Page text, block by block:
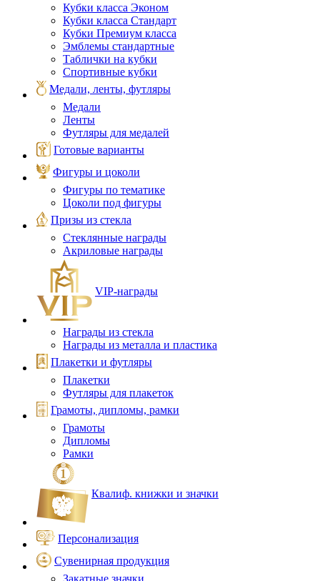
Кубки класса Эконом
Кубки класса Стандарт
Кубки Премиум класса
Эмблемы стандартные
Таблички на кубки
Спортивные кубки
Медали, ленты, футляры
Медали
Ленты
Футляры для медалей
Готовые варианты
Фигуры и цоколи
Фигуры по тематике
Цоколи под фигуры
Призы из стекла
Стеклянные награды
Акриловые награды
VIP‑награды
Награды из стекла
Награды из металла и пластика
Плакетки и футляры
Плакетки
Футляры для плакеток
Грамоты, дипломы, рамки
Грамоты
Дипломы
Рамки
Квалиф. книжки и значки
Персонализация
Сувенирная продукция
Закатные значки